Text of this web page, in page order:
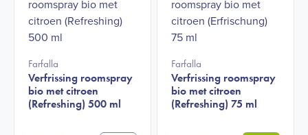
Farfalla
Verfrissing roomspray
bio met citroen
(Refreshing) 500 ml
Farfalla
Verfrissing roomspray
bio met citroen
(Refreshing) 75 ml